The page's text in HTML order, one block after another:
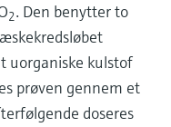
2. Den benytter to
uorganiske kulstof
prøven gennem et
doseres